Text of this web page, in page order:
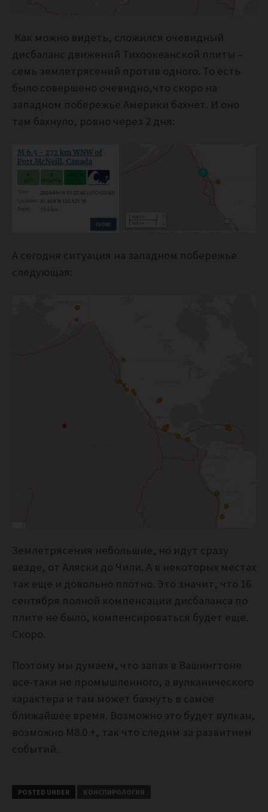
Как можно видеть, сложился очевидный
дисбаланс движений Тихоокеанской плиты –
семь землетрясений против одного. То есть
было совершено очевидно,что скоро на
западном побережье Америки бахнет. И оно
там бахнуло, ровно через 2 дня:
А сегодня ситуация на западном побережье
следующая:
Землетрясения небольшие, но идут сразу
везде, от Аляски до Чили. А в некоторых местах
так еще и довольно плотно. Это значит, что 16
сентября полной компенсации дисбаланса по
плите не было, компенсироваться будет еще.
Скоро.
Поэтому мы думаем, что запах в Вашингтоне
все-таки не промышленного, а вулканического
характера и там может бахнуть в самое
ближайшее время. Возможно это будет вулкан,
возможно М8.0 +, так что следим за развитием
событий.
POSTED UNDER КОНСПИРОЛОГИЯ